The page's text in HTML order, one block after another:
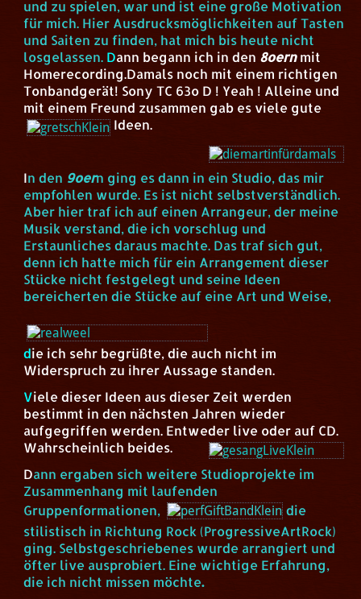
und zu spielen, war und ist eine große Motivation
für mich. Hier Ausdrucksmöglichkeiten auf Tasten
und Saiten zu finden, hat mich bis heute nicht
losgelassen. Dann begann ich in den 8oernmit
Homerecording.Damals noch mit einem richtigen
Tonbandgerät! Sony TC 63o D ! Yeah ! Alleine und
mit einem Freund zusammen gab es viele gute
Ideen.
In den 9oern ging es dann in ein Studio, das mir
empfohlen wurde. Es ist nicht selbstverständlich.
Aber hier traf ich auf einen Arrangeur, der meine
Musik verstand, die ich vorschlug und
Erstaunliches daraus machte. Das traf sich gut,
denn ich hatte mich für ein Arrangement dieser
Stücke nicht festgelegt und seine Ideen
bereicherten die Stücke auf eine Art und Weise,
die ich sehr begrüßte, die auch nicht im
Widerspruch zu ihrer Aussage standen.
Viele dieser Ideen aus dieser Zeit werden
bestimmt in den nächsten Jahren wieder
aufgegriffen werden. Entweder live oder auf CD.
Wahrscheinlich beides.
Dann ergaben sich weitere Studioprojekte im
Zusammenhang mit laufenden
Gruppenformationen,
die
stilistisch in Richtung Rock (ProgressiveArtRock)
ging. Selbstgeschriebenes wurde arrangiert und
öfter live ausprobiert. Eine wichtige Erfahrung,
die ich nicht missen möchte.